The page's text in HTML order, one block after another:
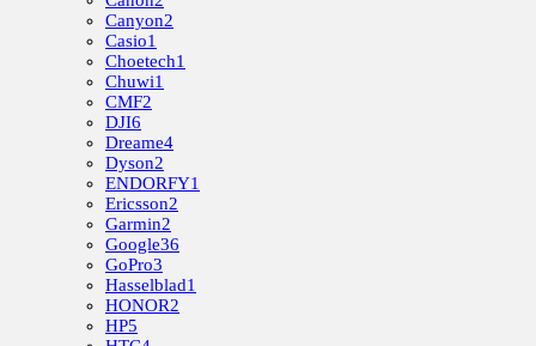
Canyon2
Casio1
Choetech1
Chuwi1
CMF2
DJI6
Dreame4
Dyson2
ENDORFY1
Ericsson2
Garmin2
Google36
GoPro3
Hasselblad1
HONOR2
HP5